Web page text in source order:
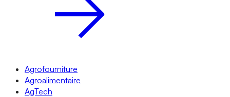
Agrofourniture
Agroalimentaire
AgTech